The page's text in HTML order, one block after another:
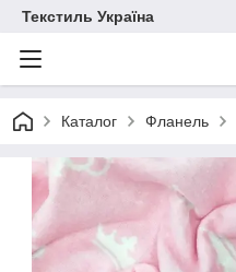
Текстиль Україна
Каталог Фланель